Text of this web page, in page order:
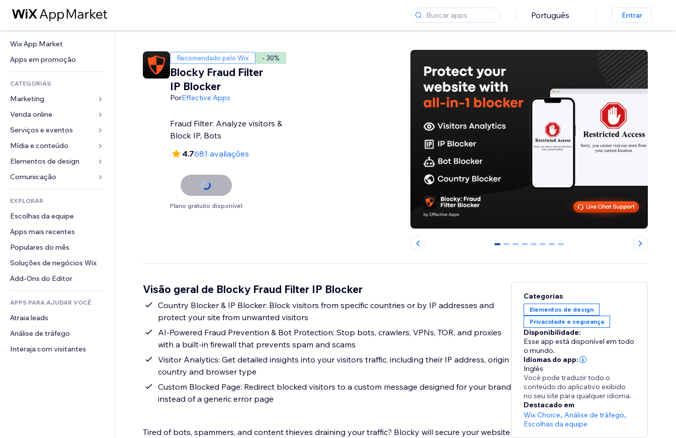
Português Entrar
Wix App Market
Apps em promoção
CATEGORIAS
Marketing
Anúncios
Mobile
Análises
Listas do site
Email
Venda online
Apps para lojas
Frete e entrega
Botões de venda
Contabilidade
Cupons e fidelidade
Soluções de armazenamento
Serviços e eventos
Hotéis
Eventos
Restaurantes
Imobiliária
Meus agendamentos
Mídia e conteúdo
Galeria
Músicas
Podcasts
Fotografia
Vídeo
PDF
Compartilhamento de arquivos
Notícias
Elementos de design
Mapas e navegação
Privacidade e segurança
Relógio
Templates de página
Efeitos de imagem
Botões e menus
Banners e selos
Calculadoras
Busca
Previsão do tempo
Tabelas e gráficos
Formulários
Enquetes
Chat
Comentários
Telefone
Comunidade
Avaliações e depoimentos
CRM
EXPLORAR
Escolhas da equipe
Apps mais recentes
Populares do mês
Soluções de negócios Wix
Add-Ons do Editor
APPS PARA AJUDAR VOCÊ
Atraia leads
Análise de tráfego
Interaja com visitantes
Recomendado pelo Wix - 30%
Blocky Fraud Filter
IP Blocker
PorEffective Apps
Fraud Filter: Analyze visitors &
Block IP, Bots
4.7681 avaliações
Plano gratuito disponível
0 1 2 3 4 5 6 7
Visão geral de Blocky Fraud Filter IP Blocker
Country Blocker & IP Blocker: Block visitors from specific countries or by IP addresses and
protect your site from unwanted visitors
AI-Powered Fraud Prevention & Bot Protection: Stop bots, crawlers, VPNs, TOR, and proxies
with a built-in firewall that prevents spam and scams
Visitor Analytics: Get detailed insights into your visitors traffic, including their IP address, origin
country and browser type
Custom Blocked Page: Redirect blocked visitors to a custom message designed for your brand
instead of a generic error page
Tired of bots, spammers, and content thieves draining your traffic? Blocky will secure your website
Categorias
Elementos de design
Privacidade e segurança
Disponibilidade:
Esse app está disponível em todo
o mundo.
Idiomas do app:
Inglês
Você pode traduzir todo o
conteúdo do aplicativo exibido
no seu site para qualquer idioma.
Destacado em
Wix Choice, Análise de tráfego,
Escolhas da equipe